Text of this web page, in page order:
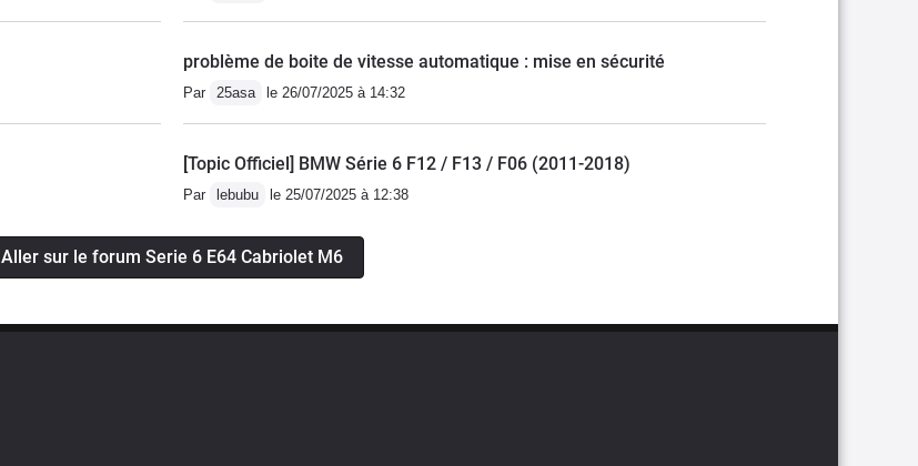
problème de boite de vitesse automatique : mise en sécurité
Par 25asa le 26/07/2025 à 14:32
[Topic Officiel] BMW Série 6 F12 / F13 / F06 (2011-2018)
Par lebubu le 25/07/2025 à 12:38
Aller sur le forum Serie 6 E64 Cabriolet M6